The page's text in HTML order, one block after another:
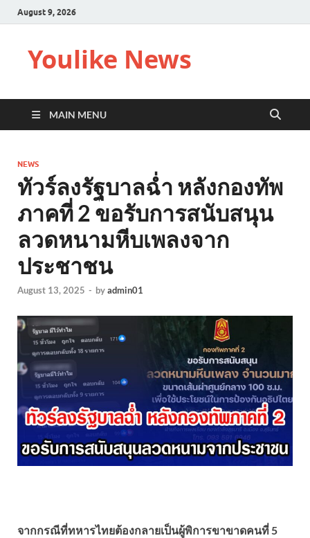
August 9, 2026
Youlike News
MAIN MENU
NEWS
ทัวร์ลงรัฐบาลฉํ่า หลังกองทัพ
ภาคที่ 2 ขอรับการสนับสนุน
ลวดหนามหีบเพลงจาก
ประชาชน
August 13, 2025 - byadmin01
จากกรณีที่ทหารไทยต้องกลายเป็นผู้พิการขาขาดคนที่ 5